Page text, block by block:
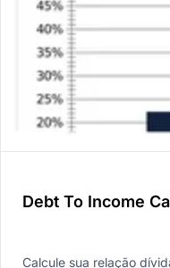
Debt To Income
Calcule sua relação